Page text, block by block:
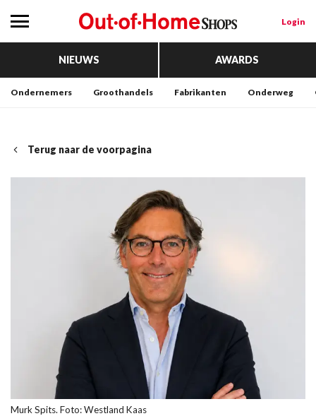
Login
NIEUWS AWARDS
Ondernemers Groothandels Fabrikanten Onderweg
Terug naar de voorpagina
Murk Spits. Foto: Westland Kaas